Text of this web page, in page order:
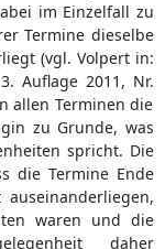
im Einzelfall zu
Termine dieselbe
(vgl. Volpert in:
Auflage 2011, Nr.
allen Terminen die
zu Grunde, was
spricht. Die
die Termine Ende
waren und die
daher